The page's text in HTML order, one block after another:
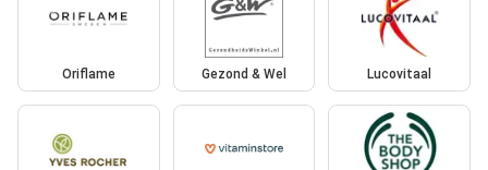
Oriflame Gezond & Wel Lucovitaal